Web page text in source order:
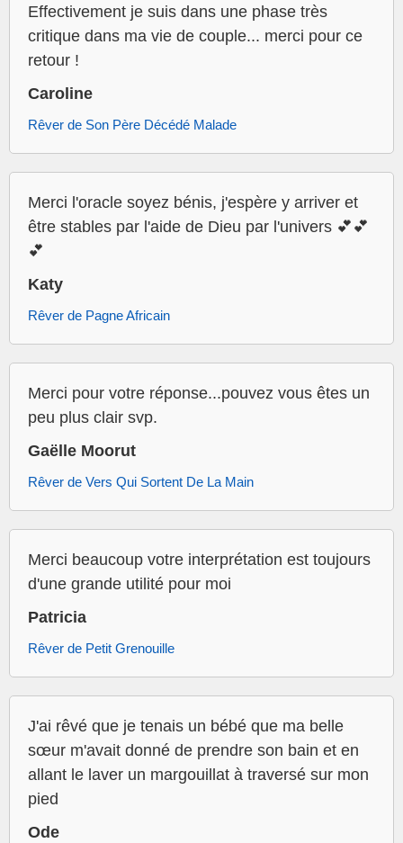
Effectivement je suis dans une phase très
critique dans ma vie de couple... merci pour ce
retour !
Caroline
Rêver de Son Père Décédé Malade
Merci l'oracle soyez bénis, j'espère y arriver et
être stables par l'aide de Dieu par l'univers 💕💕
💕
Katy
Rêver de Pagne Africain
Merci pour votre réponse...pouvez vous êtes un
peu plus clair svp.
Gaëlle Moorut
Rêver de Vers Qui Sortent De La Main
Merci beaucoup votre interprétation est toujours
d'une grande utilité pour moi
Patricia
Rêver de Petit Grenouille
J'ai rêvé que je tenais un bébé que ma belle
sœur m'avait donné de prendre son bain et en
allant le laver un margouillat à traversé sur mon
pied
Ode